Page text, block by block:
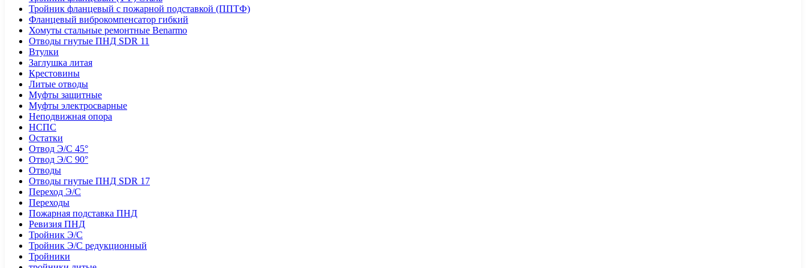
Тройник фланцевый с пожарной подставкой (ППТФ)
Фланцевый виброкомпенсатор гибкий
Хомуты стальные ремонтные Benarmo
Отводы гнутые ПНД SDR 11
Втулки
Заглушка литая
Крестовины
Литые отводы
Муфты защитные
Муфты электросварные
Неподвижная опора
НСПС
Остатки
Отвод Э/С 45°
Отвод Э/С 90°
Отводы
Отводы гнутые ПНД SDR 17
Переход Э/С
Переходы
Пожарная подставка ПНД
Ревизия ПНД
Тройник Э/С
Тройник Э/С редукционный
Тройники